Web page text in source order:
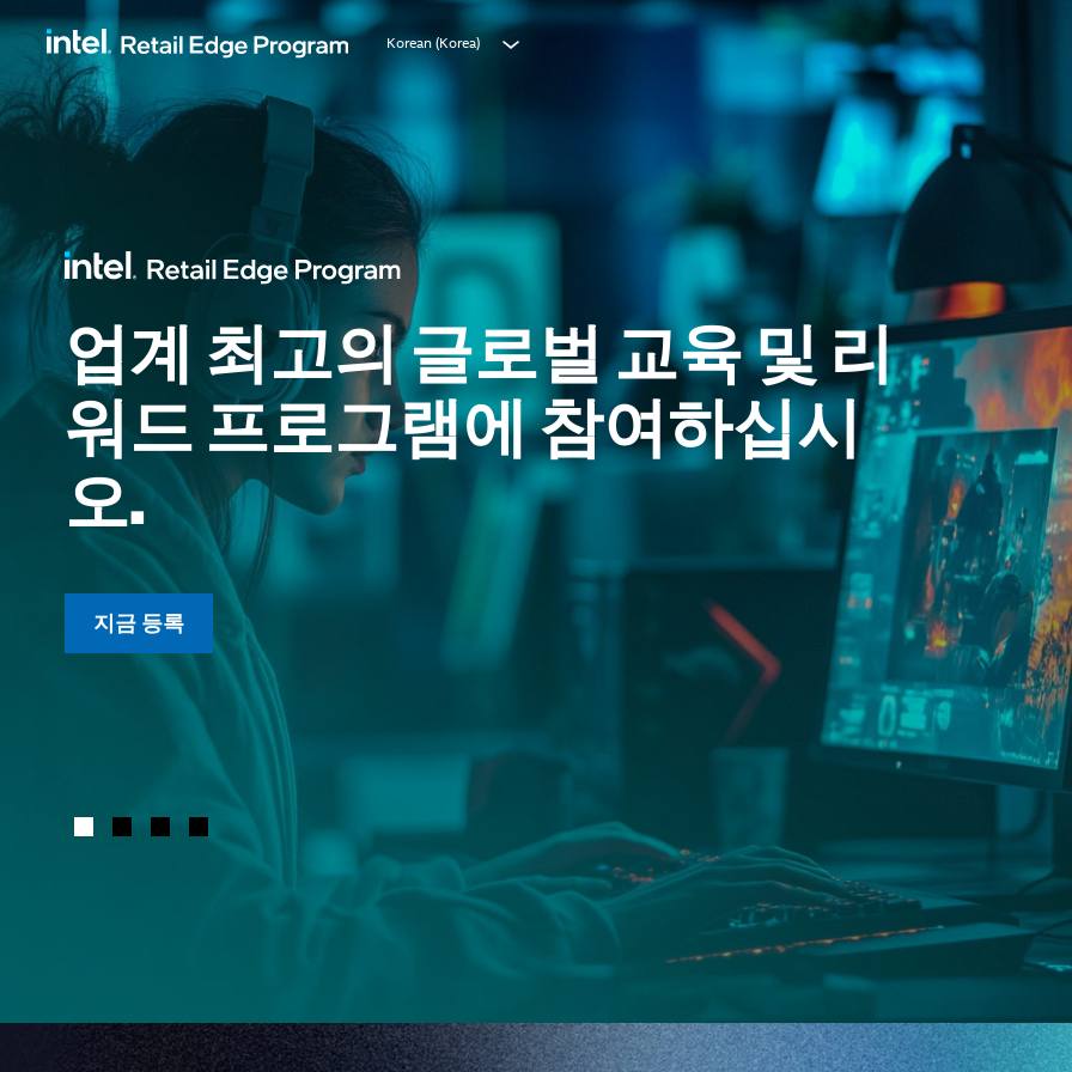
Korean (Korea)
업계 최고의 글로벌 교육 및 리
워드 프로그램에 참여하십시
오.
지금 등록